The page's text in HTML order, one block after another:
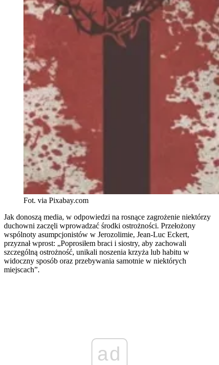
Fot. via Pixabay.com
Jak donoszą media, w odpowiedzi na rosnące zagrożenie niektórzy
duchowni zaczęli wprowadzać środki ostrożności. Przełożony
wspólnoty asumpcjonistów w Jerozolimie, Jean-Luc Eckert,
przyznał wprost: „Poprosiłem braci i siostry, aby zachowali
szczególną ostrożność, unikali noszenia krzyża lub habitu w
widoczny sposób oraz przebywania samotnie w niektórych
miejscach”.
ad